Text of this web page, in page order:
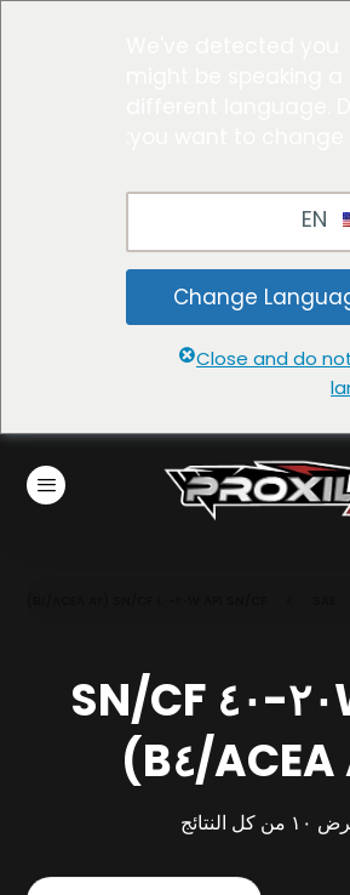
Change
Close and do
SAE ٢٠W-٤٠ SN/CF
كل النتائج